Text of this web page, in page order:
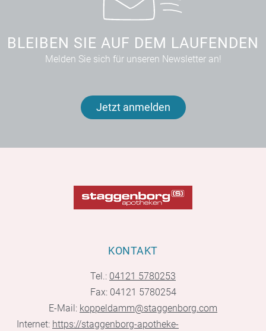
BLEIBEN SIE AUF DEM LAUFENDEN
Melden Sie sich für unseren Newsletter an!
Jetzt anmelden
KONTAKT
Tel.: 04121 5780253
Fax: 04121 5780254
E-Mail: koppeldamm@staggenborg.com
Internet: https://staggenborg-apotheke-